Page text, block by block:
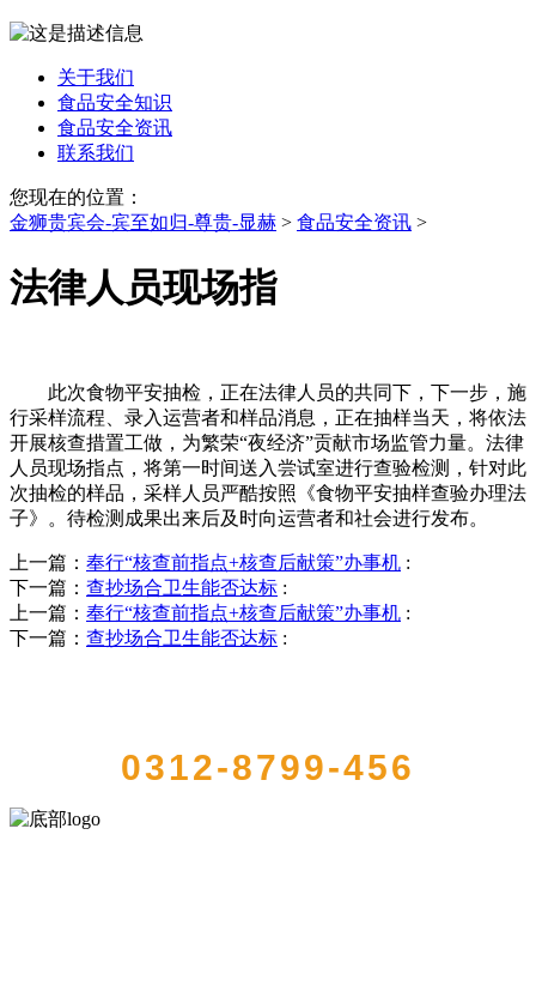
关于我们
食品安全知识
食品安全资讯
联系我们
您现在的位置：
金狮贵宾会-宾至如归-尊贵-显赫 > 食品安全资讯 >
法律人员现场指
此次食物平安抽检，正在法律人员的共同下，下一步，施
行采样流程、录入运营者和样品消息，正在抽样当天，将依法
开展核查措置工做，为繁荣“夜经济”贡献市场监管力量。法律
人员现场指点，将第一时间送入尝试室进行查验检测，针对此
次抽检的样品，采样人员严酷按照《食物平安抽样查验办理法
子》。待检测成果出来后及时向运营者和社会进行发布。
上一篇： 奉行“核查前指点+核查后献策”办事机 :
下一篇： 查抄场合卫生能否达标 :
上一篇： 奉行“核查前指点+核查后献策”办事机 :
下一篇： 查抄场合卫生能否达标 :
0312-8799-456